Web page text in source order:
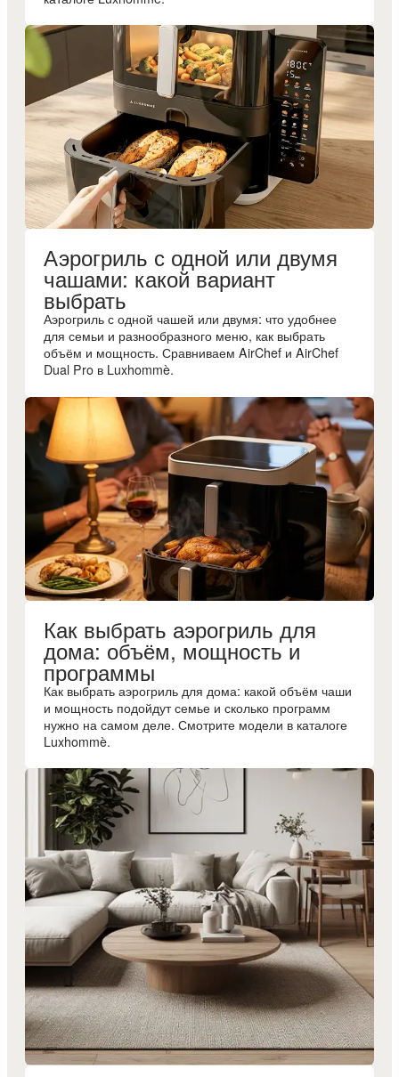
Аэрогриль с одной или двумя
чашами: какой вариант
выбрать
Аэрогриль с одной чашей или двумя: что удобнее
для семьи и разнообразного меню, как выбрать
объём и мощность. Сравниваем AirChef и AirChef
Dual Pro в Luxhommè.
Как выбрать аэрогриль для
дома: объём, мощность и
программы
Как выбрать аэрогриль для дома: какой объём чаши
и мощность подойдут семье и сколько программ
нужно на самом деле. Смотрите модели в каталоге
Luxhommè.